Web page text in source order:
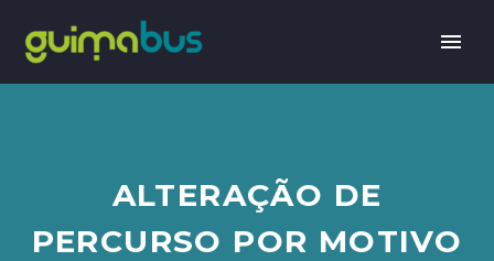
ALTERAÇÃO DE
PERCURSO POR MOTIVO